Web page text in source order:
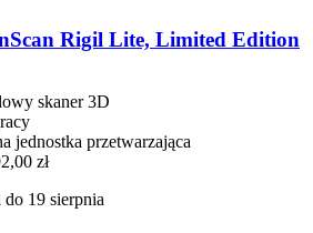
Rigil Lite, Limited Edition
skaner 3D
jednostka przetwarzająca
zł
19 sierpnia